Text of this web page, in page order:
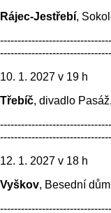
Rájec-Jestřebí,
10. 1. 2027 v 19 h
Třebíč, divadlo
12. 1. 2027 v 18 h
Vyškov, Besední